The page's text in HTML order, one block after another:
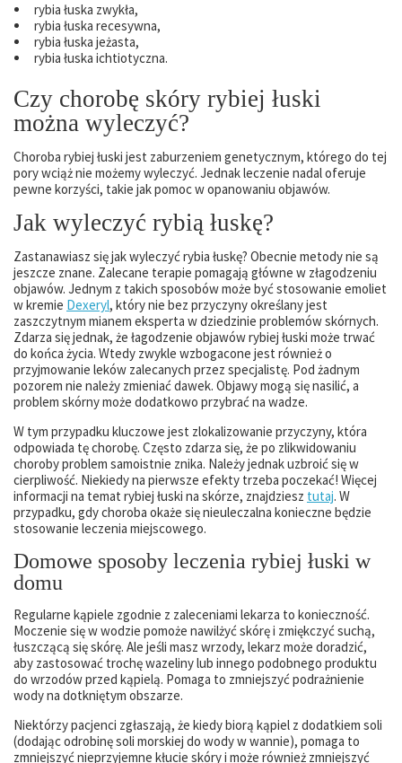
rybia łuska zwykła,
rybia łuska recesywna,
rybia łuska jeżasta,
rybia łuska ichtiotyczna.
Czy chorobę skóry rybiej łuski
można wyleczyć?
Choroba rybiej łuski jest zaburzeniem genetycznym, którego do tej
pory wciąż nie możemy wyleczyć. Jednak leczenie nadal oferuje
pewne korzyści, takie jak pomoc w opanowaniu objawów.
Jak wyleczyć rybią łuskę?
Zastanawiasz się jak wyleczyć rybia łuskę? Obecnie metody nie są
jeszcze znane. Zalecane terapie pomagają główne w złagodzeniu
objawów. Jednym z takich sposobów może być stosowanie emoliet
w kremie Dexeryl, który nie bez przyczyny określany jest
zaszczytnym mianem eksperta w dziedzinie problemów skórnych.
Zdarza się jednak, że łagodzenie objawów rybiej łuski może trwać
do końca życia. Wtedy zwykle wzbogacone jest również o
przyjmowanie leków zalecanych przez specjalistę. Pod żadnym
pozorem nie należy zmieniać dawek. Objawy mogą się nasilić, a
problem skórny może dodatkowo przybrać na wadze.
W tym przypadku kluczowe jest zlokalizowanie przyczyny, która
odpowiada tę chorobę. Często zdarza się, że po zlikwidowaniu
choroby problem samoistnie znika. Należy jednak uzbroić się w
cierpliwość. Niekiedy na pierwsze efekty trzeba poczekać! Więcej
informacji na temat rybiej łuski na skórze, znajdziesz tutaj. W
przypadku, gdy choroba okaże się nieuleczalna konieczne będzie
stosowanie leczenia miejscowego.
Domowe sposoby leczenia rybiej łuski w
domu
Regularne kąpiele zgodnie z zaleceniami lekarza to konieczność.
Moczenie się w wodzie pomoże nawilżyć skórę i zmiękczyć suchą,
łuszczącą się skórę. Ale jeśli masz wrzody, lekarz może doradzić,
aby zastosować trochę wazeliny lub innego podobnego produktu
do wrzodów przed kąpielą. Pomaga to zmniejszyć podrażnienie
wody na dotkniętym obszarze.
Niektórzy pacjenci zgłaszają, że kiedy biorą kąpiel z dodatkiem soli
(dodając odrobinę soli morskiej do wody w wannie), pomaga to
zmniejszyć nieprzyjemne kłucie skóry i może również zmniejszyć